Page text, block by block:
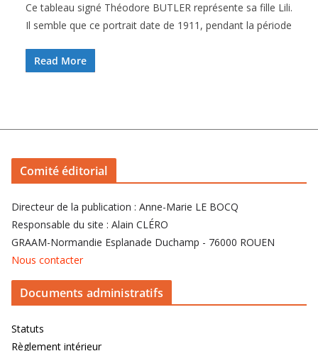
Ce tableau signé Théodore BUTLER représente sa fille Lili.
Il semble que ce portrait date de 1911, pendant la période
Read More
Comité éditorial
Directeur de la publication : Anne-Marie LE BOCQ
Responsable du site : Alain CLÉRO
GRAAM-Normandie Esplanade Duchamp - 76000 ROUEN
Nous contacter
Documents administratifs
Statuts
Règlement intérieur